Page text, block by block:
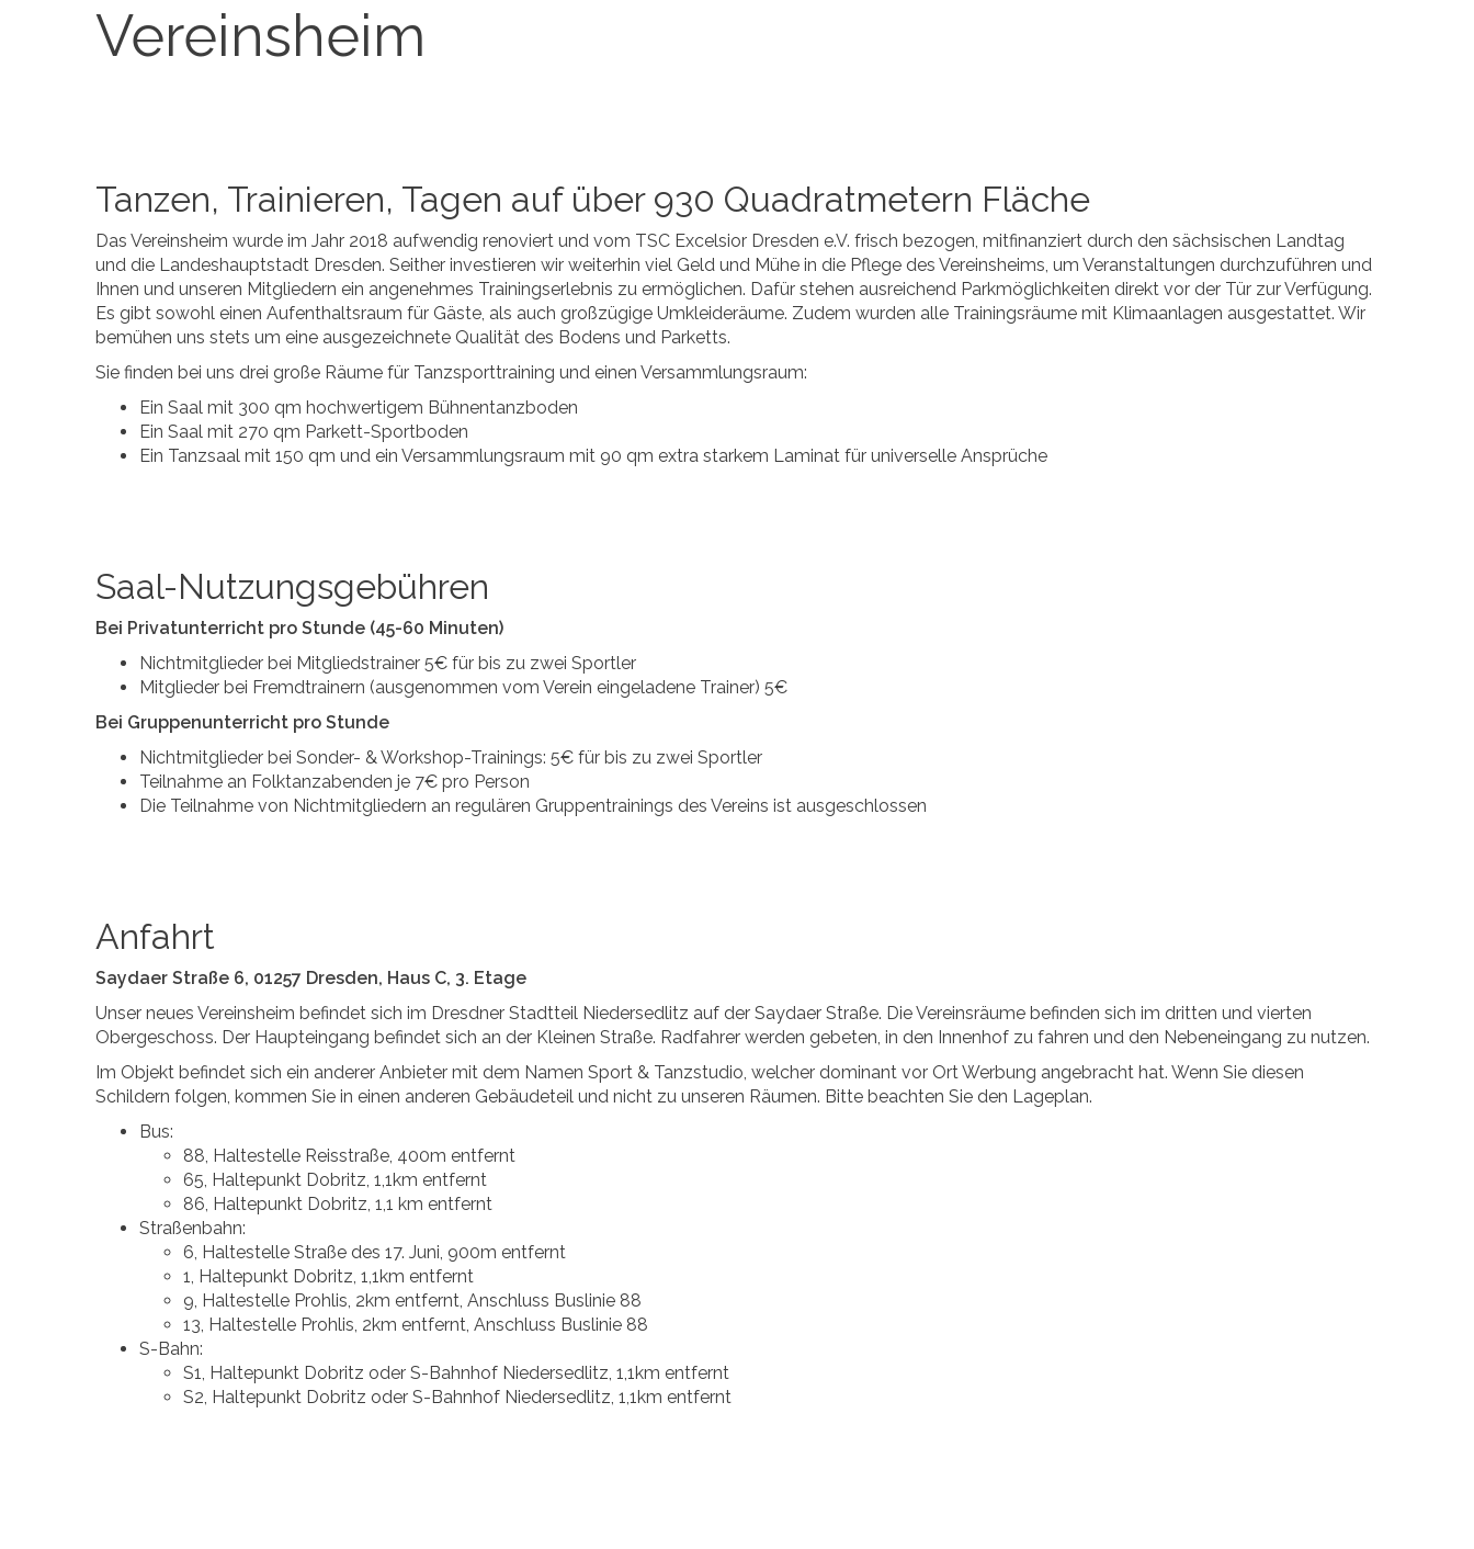
Vereinsheim
Tanzen, Trainieren, Tagen auf über 930 Quadratmetern Fläche
Das Vereinsheim wurde im Jahr 2018 aufwendig renoviert und vom TSC Excelsior Dresden e.V. frisch bezogen, mitfinanziert durch den sächsischen Landtag
und die Landeshauptstadt Dresden. Seither investieren wir weiterhin viel Geld und Mühe in die Pflege des Vereinsheims, um Veranstaltungen durchzuführen und
Ihnen und unseren Mitgliedern ein angenehmes Trainingserlebnis zu ermöglichen. Dafür stehen ausreichend Parkmöglichkeiten direkt vor der Tür zur Verfügung.
Es gibt sowohl einen Aufenthaltsraum für Gäste, als auch großzügige Umkleideräume. Zudem wurden alle Trainingsräume mit Klimaanlagen ausgestattet. Wir
bemühen uns stets um eine ausgezeichnete Qualität des Bodens und Parketts.
Sie finden bei uns drei große Räume für Tanzsporttraining und einen Versammlungsraum:
Ein Saal mit 300 qm hochwertigem Bühnentanzboden
Ein Saal mit 270 qm Parkett-Sportboden
Ein Tanzsaal mit 150 qm und ein Versammlungsraum mit 90 qm extra starkem Laminat für universelle Ansprüche
Saal-Nutzungsgebühren
Bei Privatunterricht pro Stunde (45-60 Minuten)
Nichtmitglieder bei Mitgliedstrainer 5€ für bis zu zwei Sportler
Mitglieder bei Fremdtrainern (ausgenommen vom Verein eingeladene Trainer) 5€
Bei Gruppenunterricht pro Stunde
Nichtmitglieder bei Sonder- & Workshop-Trainings: 5€ für bis zu zwei Sportler
Teilnahme an Folktanzabenden je 7€ pro Person
Die Teilnahme von Nichtmitgliedern an regulären Gruppentrainings des Vereins ist ausgeschlossen
Anfahrt
Saydaer Straße 6, 01257 Dresden, Haus C, 3. Etage
Unser neues Vereinsheim befindet sich im Dresdner Stadtteil Niedersedlitz auf der Saydaer Straße. Die Vereinsräume befinden sich im dritten und vierten
Obergeschoss. Der Haupteingang befindet sich an der Kleinen Straße. Radfahrer werden gebeten, in den Innenhof zu fahren und den Nebeneingang zu nutzen.
Im Objekt befindet sich ein anderer Anbieter mit dem Namen Sport & Tanzstudio, welcher dominant vor Ort Werbung angebracht hat. Wenn Sie diesen
Schildern folgen, kommen Sie in einen anderen Gebäudeteil und nicht zu unseren Räumen. Bitte beachten Sie den Lageplan.
Bus:
88, Haltestelle Reisstraße, 400m entfernt
65, Haltepunkt Dobritz, 1,1km entfernt
86, Haltepunkt Dobritz, 1,1 km entfernt
Straßenbahn:
6, Haltestelle Straße des 17. Juni, 900m entfernt
1, Haltepunkt Dobritz, 1,1km entfernt
9, Haltestelle Prohlis, 2km entfernt, Anschluss Buslinie 88
13, Haltestelle Prohlis, 2km entfernt, Anschluss Buslinie 88
S-Bahn:
S1, Haltepunkt Dobritz oder S-Bahnhof Niedersedlitz, 1,1km entfernt
S2, Haltepunkt Dobritz oder S-Bahnhof Niedersedlitz, 1,1km entfernt